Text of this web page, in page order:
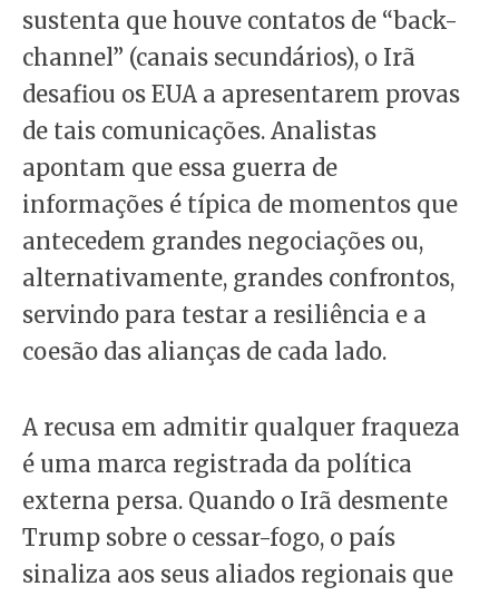
sustenta que houve contatos de “back-
channel” (canais secundários), o Irã
desafiou os EUA a apresentarem provas
de tais comunicações. Analistas
apontam que essa guerra de
informações é típica de momentos que
antecedem grandes negociações ou,
alternativamente, grandes confrontos,
servindo para testar a resiliência e a
coesão das alianças de cada lado.
A recusa em admitir qualquer fraqueza
é uma marca registrada da política
externa persa. Quando o Irã desmente
Trump sobre o cessar-fogo, o país
sinaliza aos seus aliados regionais que